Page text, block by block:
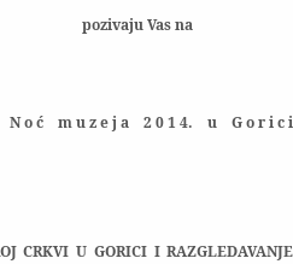
pozivaju Vas na
N o ć m u z e j a 2 0 1 4. u G o r i c i
CRKVI U GORICI I